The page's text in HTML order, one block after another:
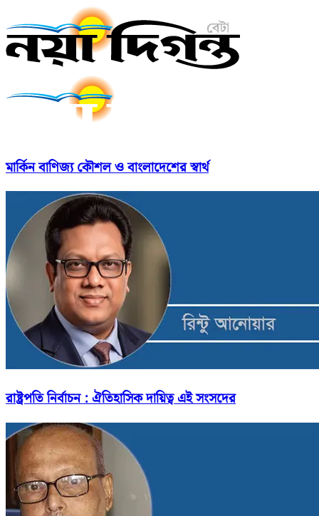
মার্কিন বাণিজ্য কৌশল ও বাংলাদেশের স্বার্থ
রাষ্ট্রপতি নির্বাচন : ঐতিহাসিক দায়িত্ব এই সংসদের